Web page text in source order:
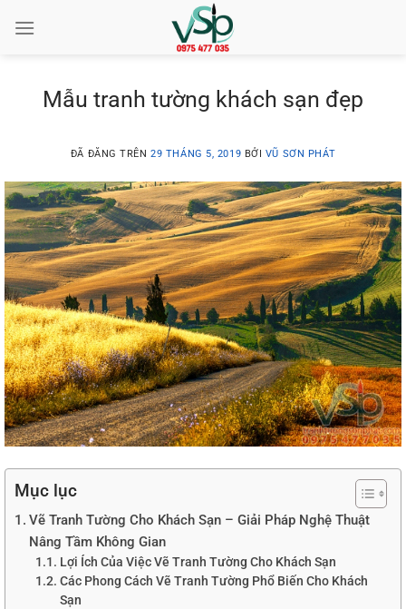
đến
Mẫu tranh tường khách sạn đẹp
ĐÃ ĐĂNG TRÊN29 THÁNG 5, 2019 BỞI VŨ SƠN PHÁT
Mục lục
Vẽ Tranh Tường Cho Khách Sạn – Giải Pháp Nghệ Thuật
Nâng Tầm Không Gian
Lợi Ích Của Việc Vẽ Tranh Tường Cho Khách Sạn
Các Phong Cách Vẽ Tranh Tường Phổ Biến Cho Khách
Sạn